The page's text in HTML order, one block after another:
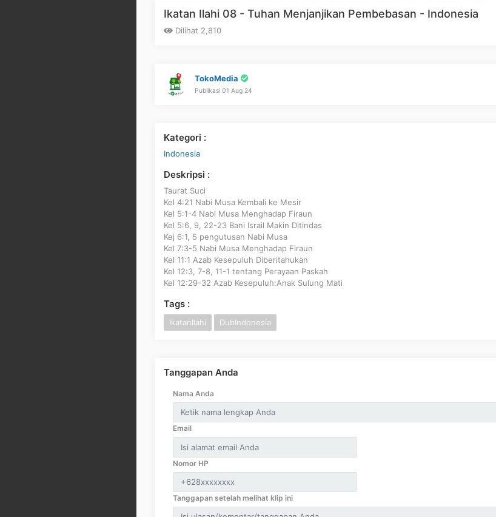
Ikatan Ilahi 08 - Tuhan Menjanjikan Pembebasan - Indonesia
Dilihat 2,810
TokoMedia
Publikasi 01 Aug 24
Kategori :
Indonesia
Deskripsi :
Taurat Suci
Kel 4:21 Nabi Musa Kembali ke Mesir
Kel 5:1-4 Nabi Musa Menghadap Firaun
Kel 5:6, 9, 22-23 Bani Israil Makin Ditindas
Kej 6:1, 5 pengutusan Nabi Musa
Kel 7:3-5 Nabi Musa Menghadap Firaun
Kel 11:1 Azab Kesepuluh Diberitahukan
Kel 12:3, 7-8, 11-1 tentang Perayaan Paskah
Kel 12:29-32 Azab Kesepuluh:Anak Sulung Mati
Tags :
IkatanIlahi DubIndonesia
Tanggapan Anda
Nama Anda
Email
Nomor HP
Tanggapan setelah melihat klip ini